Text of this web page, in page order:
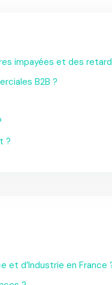
impayées et des
B2B ?
?
et d’Industrie en France